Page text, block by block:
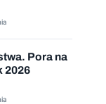
Pora na
2026